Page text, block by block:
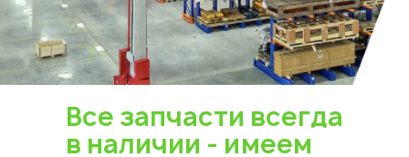
Все запчасти всегда
в наличии - имеем